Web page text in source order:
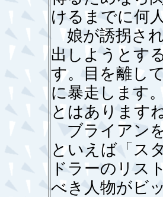
けるまでに何
娘が誘拐さ
出しようとす
す。目を離し
に暴走します
とはありますね
ブライアン
といえば「ス
ドラーのリス
べき人物がビ